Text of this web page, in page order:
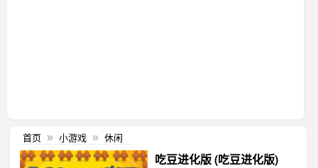
首页 » 小游戏 » 休闲
吃豆进化版 (吃豆进化版)